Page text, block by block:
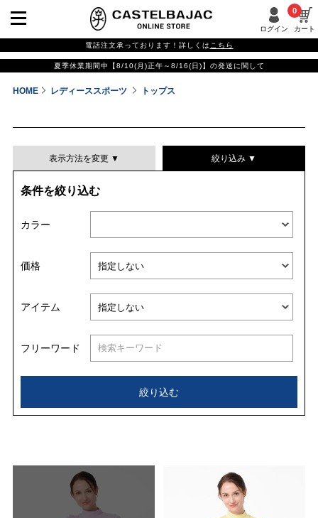
ログイン カート
0
電話注文承っております！詳しくは こちら
夏季休業期間中【8/10(月)正午～8/16(日)】の発送に関して
HOME レディーススポーツ トップス
表示方法を変更 ▼
並び替える
絞り込み ▼
条件を絞り込む
カラー
価格
アイテム
フリーワード
絞り込む